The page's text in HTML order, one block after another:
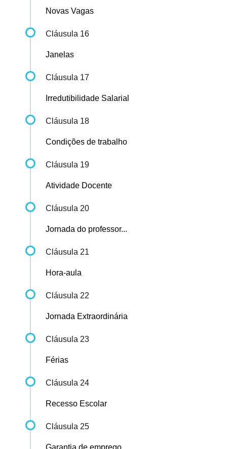
Novas Vagas
Cláusula 16
Janelas
Cláusula 17
Irredutibilidade Salarial
Cláusula 18
Condições de trabalho
Cláusula 19
Atividade Docente
Cláusula 20
Jornada do professor...
Cláusula 21
Hora-aula
Cláusula 22
Jornada Extraordinária
Cláusula 23
Férias
Cláusula 24
Recesso Escolar
Cláusula 25